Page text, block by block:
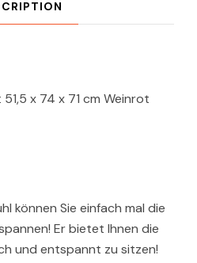
x 74 x 71 cm Weinrot
können Sie einfach mal die
Er bietet Ihnen die
und entspannt zu sitzen!